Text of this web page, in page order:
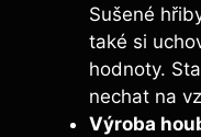
Sušené
také si
hodnoty.
nechat na
Výroba